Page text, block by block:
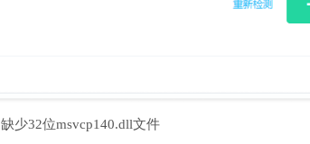
缺少32位msvcp140.dll文件